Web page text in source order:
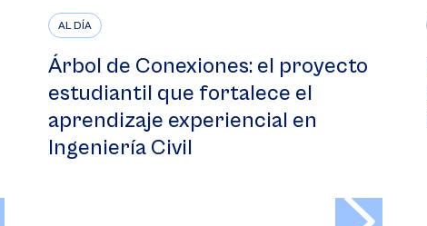
AL DÍA
Árbol de Conexiones: el proyecto
estudiantil que fortalece el
aprendizaje experiencial en
Ingeniería Civil